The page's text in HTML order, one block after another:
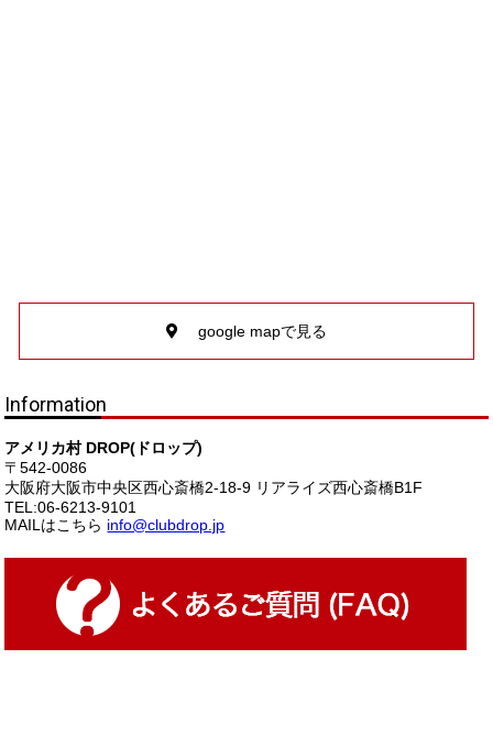
google mapで見る
Information
アメリカ村 DROP(ドロップ)
〒542-0086
大阪府大阪市中央区西心斎橋2-18-9 リアライズ西心斎橋B1F
TEL:06-6213-9101
MAILはこちら info@clubdrop.jp